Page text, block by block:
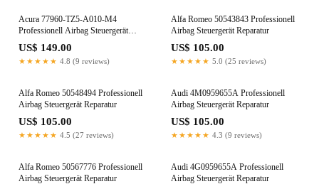
Acura 77960-TZ5-A010-M4
Professionell Airbag Steuergerät
Reparatur
US$ 149.00
★★★★★ 4.8 (9 reviews)
Alfa Romeo 50543843 Professionell
Airbag Steuergerät Reparatur
US$ 105.00
★★★★★ 5.0 (25 reviews)
Alfa Romeo 50548494 Professionell
Airbag Steuergerät Reparatur
US$ 105.00
★★★★★ 4.5 (27 reviews)
Audi 4M0959655A Professionell
Airbag Steuergerät Reparatur
US$ 105.00
★★★★★ 4.3 (9 reviews)
Alfa Romeo 50567776 Professionell
Airbag Steuergerät Reparatur
Audi 4G0959655A Professionell
Airbag Steuergerät Reparatur